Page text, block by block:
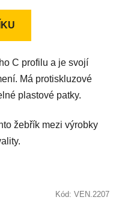
C profilu a je svojí
Má protiskluzové
plastové patky.
žebřík mezi výrobky
Kód: VEN.2207